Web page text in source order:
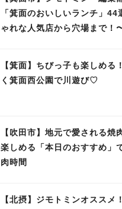
「箕面のおいしいランチ」
ゃれな人気店から穴場まで！
【箕面】ちびっ子も楽しめる
く箕面西公園で川遊び♡
【吹田市】地元で愛される焼
楽しめる「本日のおすすめ」
肉時間
【北摂】ジモトミンオススメ